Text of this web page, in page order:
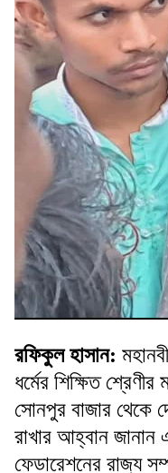
রফিকুল হাসান:
ধর্মের শিক্ষিত
সোনপুর বাজার থেকে
রাখার আহ্বান জানান
ফেডারেশনের রাজ্য